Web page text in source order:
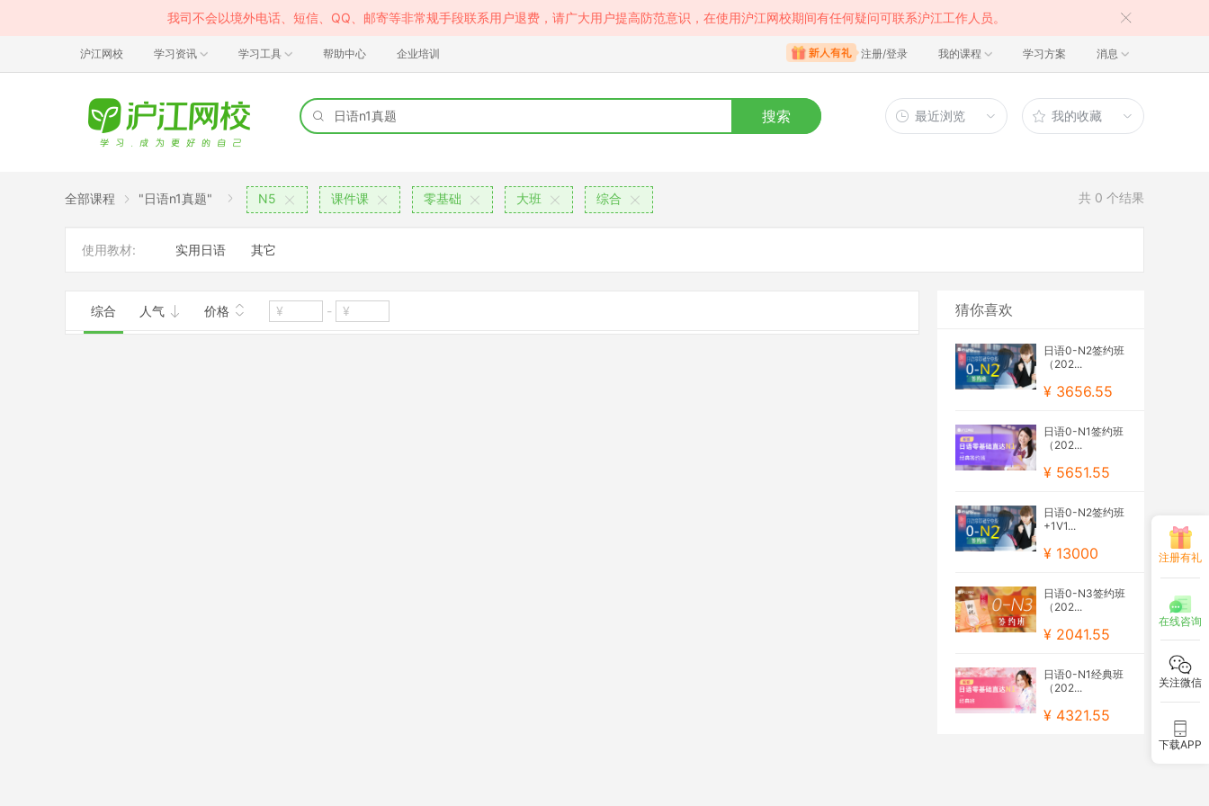
我司不会以境外电话、短信、QQ、邮寄等非常规手段联系用户退费，请广大用户提高防范意识，在使用沪江网校期间有任何疑问可联系沪江工作人员。
沪江网校 学习资讯 学习工具 帮助中心 企业培训 注册/登录 我的课程 学习方案 消息
搜索 最近浏览 我的收藏
全部课程 "日语n1真题" N5 课件课 零基础 大班 综合 共 0 个结果
使用教材: 实用日语 其它
综合 人气 价格 - 猜你喜欢
日语0-N2签约班
（202...
¥ 3656.55
日语0-N1签约班
（202...
¥ 5651.55
日语0-N2签约班
+1V1...
¥ 13000
日语0-N3签约班
（202...
¥ 2041.55
日语0-N1经典班
（202...
¥ 4321.55
注册有礼
在线咨询
关注微信
下载APP